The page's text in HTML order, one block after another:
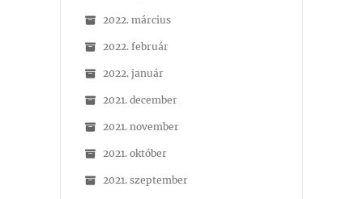
2022. március
2022. február
2022. január
2021. december
2021. november
2021. október
2021. szeptember